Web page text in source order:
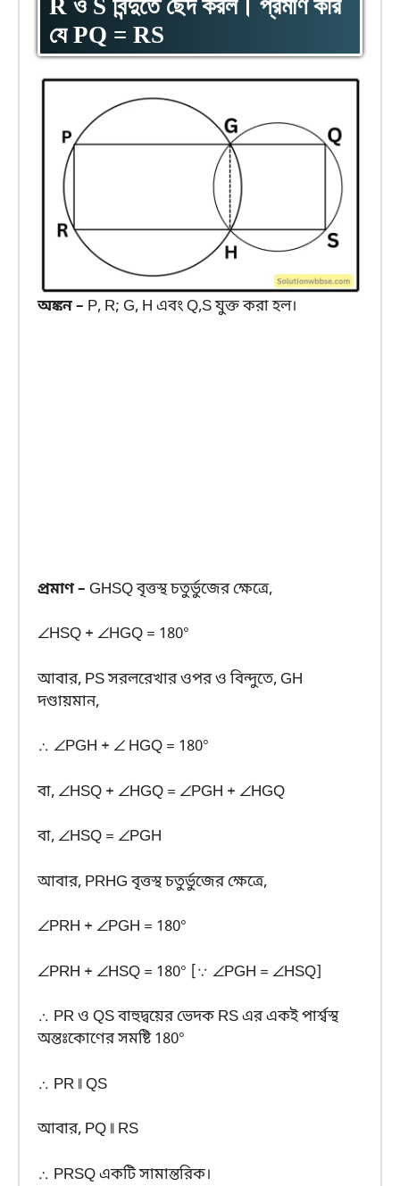
R ও S বিন্দুতে ছেদ করল। প্রমাণ করি
যে PQ = RS
অঙ্কন – P, R; G, H এবং Q,S যুক্ত করা হল।
প্রমাণ – GHSQ বৃত্তস্থ চতুর্ভুজের ক্ষেত্রে,
∠HSQ + ∠HGQ = 180°
আবার, PS সরলরেখার ওপর ও বিন্দুতে, GH
দণ্ডায়মান,
∴ ∠PGH + ∠ HGQ = 180°
বা, ∠HSQ + ∠HGQ = ∠PGH + ∠HGQ
বা, ∠HSQ = ∠PGH
আবার, PRHG বৃত্তস্থ চতুর্ভুজের ক্ষেত্রে,
∠PRH + ∠PGH = 180°
∠PRH + ∠HSQ = 180° [∵ ∠PGH = ∠HSQ]
∴ PR ও QS বাহুদ্বয়ের ভেদক RS এর একই পার্শ্বস্থ
অন্তঃকোণের সমষ্টি 180°
∴ PR ∥ QS
আবার, PQ ∥ RS
∴ PRSQ একটি সামান্তরিক।